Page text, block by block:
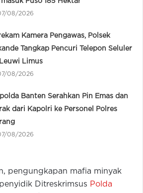
08/2026
Kamera Pengawas, Polsek
Tangkap Pencuri Telepon Seluler
Limus
08/2026
Banten Serahkan Pin Emas dan
dari Kapolri ke Personel Polres
08/2026
pengungkapan mafia minyak
Ditreskrimsus Polda